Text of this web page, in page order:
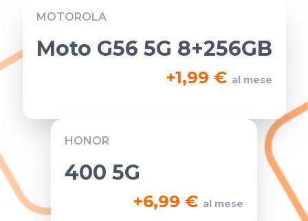
MOTOROLA
Moto G56 5G 8+256GB
+1,99 € al mese
HONOR
400 5G
+6,99 € al mese